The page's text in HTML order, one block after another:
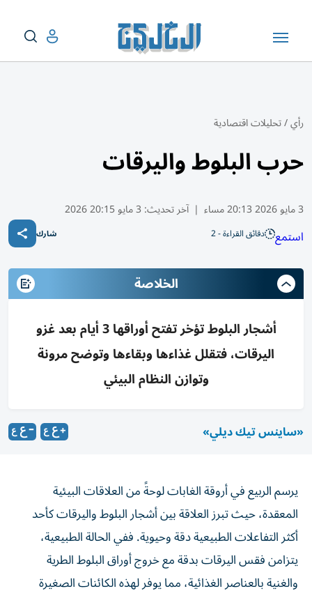
رأي/تحليلات اقتصادية
حرب البلوط واليرقات
3 مايو 2026 20:13 مساء | آخر تحديث: 3 مايو 20:15 2026
استمع دقائق القراءة - 2 شارك
الخلاصة
أشجار البلوط تؤخر تفتح أوراقها 3 أيام بعد غزو
اليرقات، فتقلل غذاءها وبقاءها وتوضح مرونة
وتوازن النظام البيئي
«ساينس تيك ديلي»
يرسم الربيع في أروقة الغابات لوحةً من العلاقات البيئية
المعقدة، حيث تبرز العلاقة بين أشجار البلوط واليرقات كأحد
أكثر التفاعلات الطبيعية دقة وحيوية. ففي الحالة الطبيعية،
يتزامن فقس اليرقات بدقة مع خروج أوراق البلوط الطرية
والغنية بالعناصر الغذائية، مما يوفر لهذه الكائنات الصغيرة